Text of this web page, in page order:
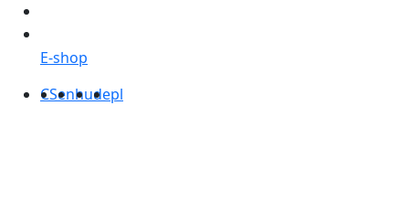
E-shop
CSenhudepl